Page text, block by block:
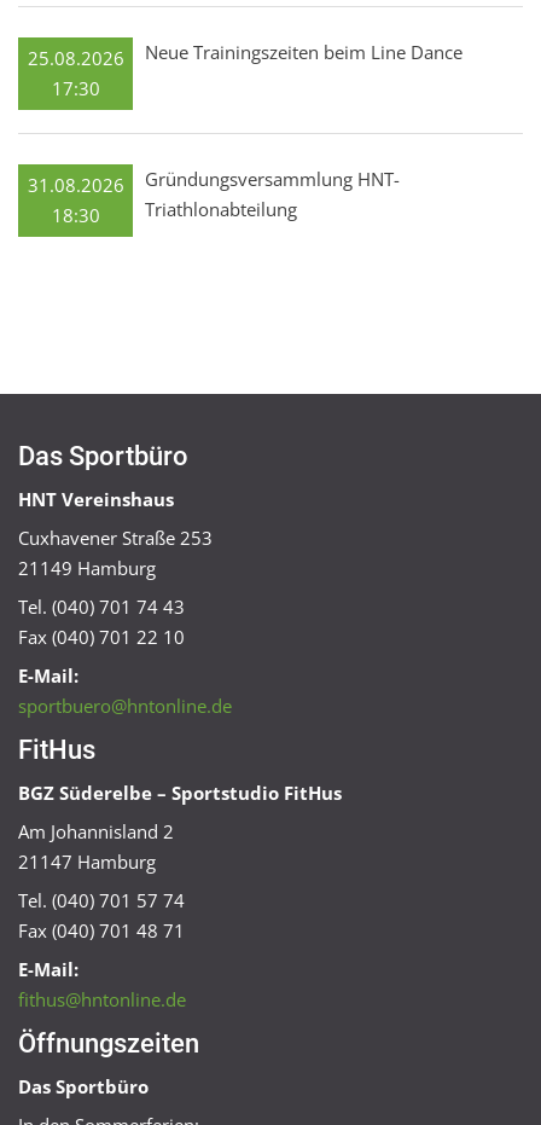
25.08.2026
17:30
Neue Trainingszeiten beim Line Dance
31.08.2026
18:30
Gründungsversammlung HNT-
Triathlonabteilung
Das Sportbüro
HNT Vereinshaus
Cuxhavener Straße 253
21149 Hamburg
Tel. (040) 701 74 43
Fax (040) 701 22 10
E-Mail:
sportbuero@hntonline.de
FitHus
BGZ Süderelbe – Sportstudio FitHus
Am Johannisland 2
21147 Hamburg
Tel. (040) 701 57 74
Fax (040) 701 48 71
E-Mail:
fithus@hntonline.de
Öffnungszeiten
Das Sportbüro